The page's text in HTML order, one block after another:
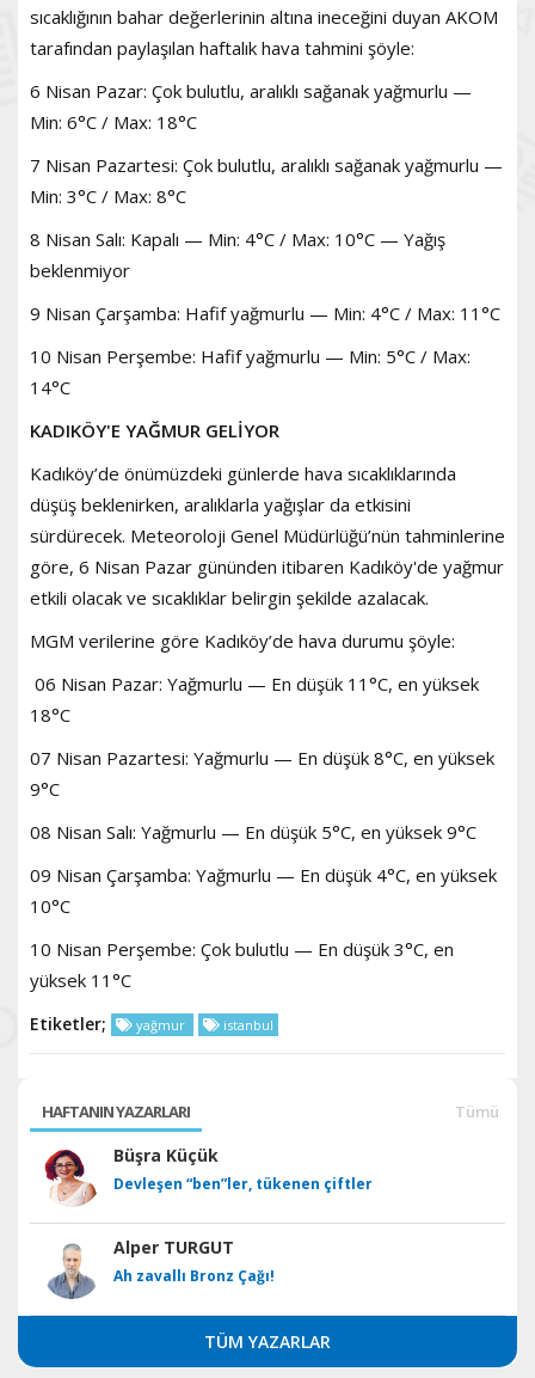
sıcaklığının bahar değerlerinin altına ineceğini duyan AKOM
tarafından paylaşılan haftalık hava tahmini şöyle:
6 Nisan Pazar: Çok bulutlu, aralıklı sağanak yağmurlu —
Min: 6°C / Max: 18°C
7 Nisan Pazartesi: Çok bulutlu, aralıklı sağanak yağmurlu —
Min: 3°C / Max: 8°C
8 Nisan Salı: Kapalı — Min: 4°C / Max: 10°C — Yağış
beklenmiyor
9 Nisan Çarşamba: Hafif yağmurlu — Min: 4°C / Max: 11°C
10 Nisan Perşembe: Hafif yağmurlu — Min: 5°C / Max:
14°C
KADIKÖY'E YAĞMUR GELİYOR
Kadıköy’de önümüzdeki günlerde hava sıcaklıklarında
düşüş beklenirken, aralıklarla yağışlar da etkisini
sürdürecek. Meteoroloji Genel Müdürlüğü’nün tahminlerine
göre, 6 Nisan Pazar gününden itibaren Kadıköy'de yağmur
etkili olacak ve sıcaklıklar belirgin şekilde azalacak.
MGM verilerine göre Kadıköy’de hava durumu şöyle:
06 Nisan Pazar: Yağmurlu — En düşük 11°C, en yüksek
18°C
07 Nisan Pazartesi: Yağmurlu — En düşük 8°C, en yüksek
9°C
08 Nisan Salı: Yağmurlu — En düşük 5°C, en yüksek 9°C
09 Nisan Çarşamba: Yağmurlu — En düşük 4°C, en yüksek
10°C
10 Nisan Perşembe: Çok bulutlu — En düşük 3°C, en
yüksek 11°C
Etiketler; yağmur istanbul
HAFTANIN YAZARLARI Tümü
Büşra Küçük
Devleşen “ben”ler, tükenen çiftler
Alper TURGUT
Ah zavallı Bronz Çağı!
TÜM YAZARLAR